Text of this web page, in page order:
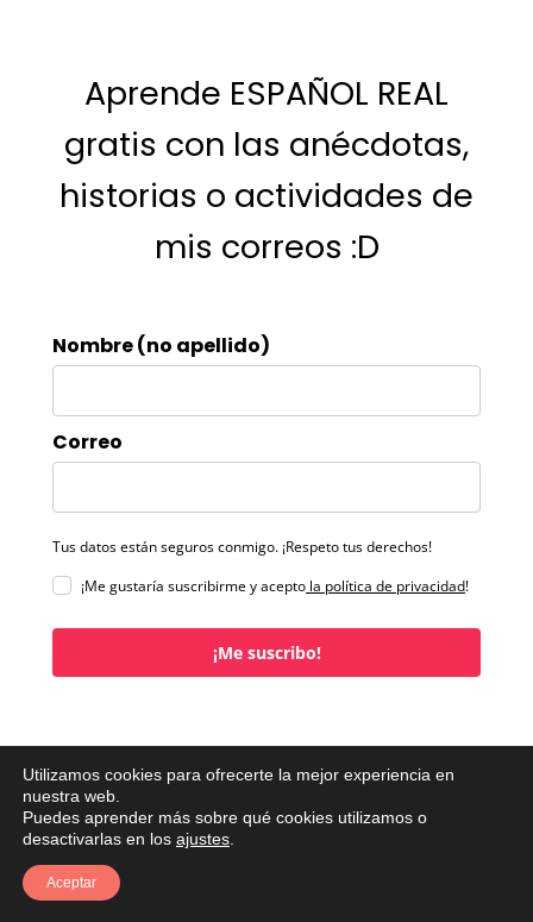
Aprende ESPAÑOL REAL
gratis con las anécdotas,
historias o actividades de
mis correos :D
Nombre (no apellido)
Correo
Tus datos están seguros conmigo. ¡Respeto tus derechos!
¡Me gustaría suscribirme y acepto la política de privacidad!
¡Me suscribo!
Curso de literatura española
Curso Domina tu comprensión auditiva en español real
Utilizamos cookies para ofrecerte la mejor experiencia en
nuestra web.
Puedes aprender más sobre qué cookies utilizamos o
desactivarlas en los ajustes
Aceptar